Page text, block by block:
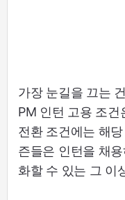
가장 눈길을 끄는
PM 인턴 고용 조
전환 조건에는 해
즌들은 인턴을 채
화할 수 있는 그 이